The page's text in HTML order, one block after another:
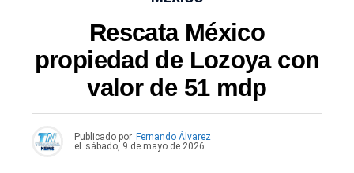
Rescata México
propiedad de Lozoya con
valor de 51 mdp
Publicado por Fernando Álvarez
el
sábado, 9 de mayo de 2026